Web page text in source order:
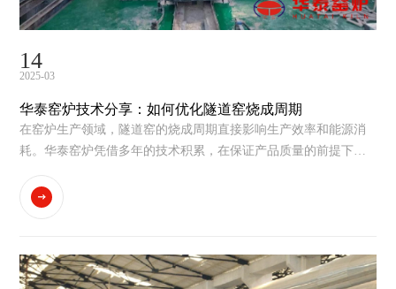
14
2025-03
华泰窑炉技术分享：如何优化隧道窑烧成周期
在窑炉生产领域，隧道窑的烧成周期直接影响生产效率和能源消
耗。华泰窑炉凭借多年的技术积累，在保证产品质量的前提下，
率的显著提升。以下是我们的技术实践分享：一、关键技术要点
坯体预处理控制严格控制入窑坯体含水率≤2%优化坯体干燥工...